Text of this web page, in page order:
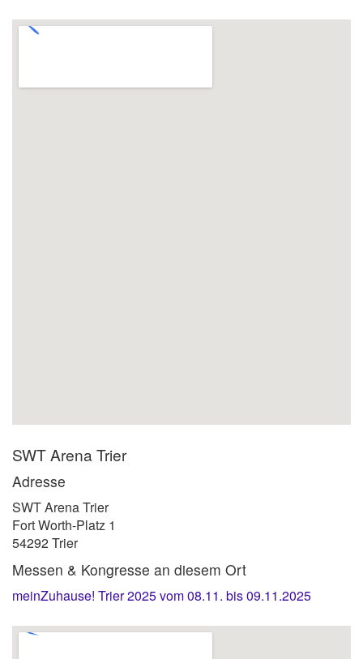
SWT Arena Trier
Adresse
SWT Arena Trier
Fort Worth-Platz 1
54292 Trier
Messen & Kongresse an diesem Ort
meinZuhause! Trier 2025 vom 08.11. bis 09.11.2025